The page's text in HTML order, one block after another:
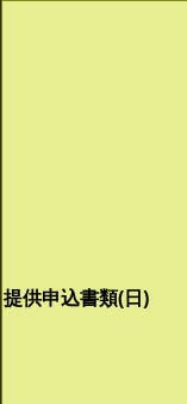
提供申込書類(日)